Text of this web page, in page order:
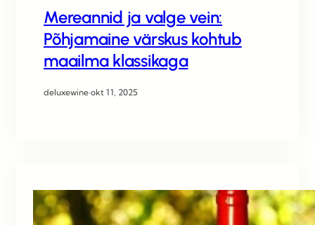
Mereannid ja valge vein:
Põhjamaine värskus kohtub
maailma klassikaga
deluxewine·okt 11, 2025